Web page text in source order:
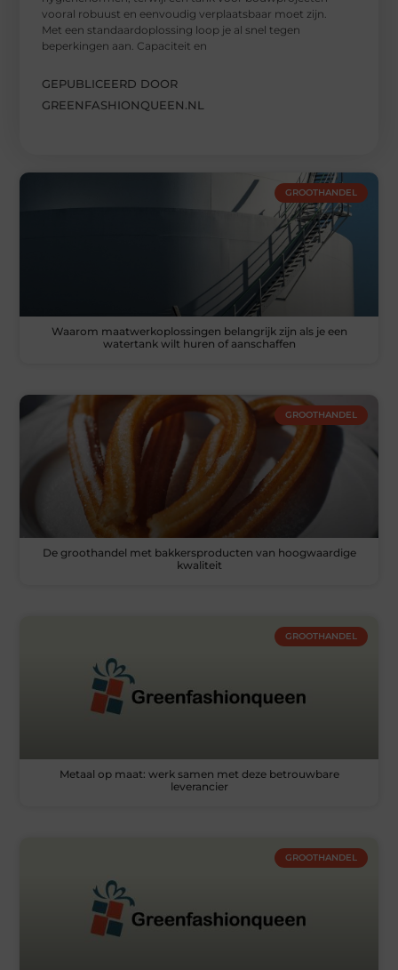
vooral robuust en eenvoudig verplaatsbaar moet zijn.
Met een standaardoplossing loop je al snel tegen
beperkingen aan. Capaciteit en
GEPUBLICEERD DOOR
GREENFASHIONQUEEN.NL
GROOTHANDEL
Waarom maatwerkoplossingen belangrijk zijn als je een
watertank wilt huren of aanschaffen
GROOTHANDEL
De groothandel met bakkersproducten van hoogwaardige
kwaliteit
GROOTHANDEL
Metaal op maat: werk samen met deze betrouwbare
leverancier
GROOTHANDEL